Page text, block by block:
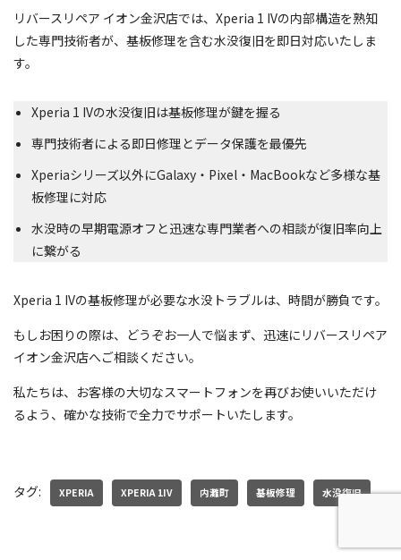
リバースリペア イオン金沢店では、Xperia 1 IVの内部構造を熟知
した専門技術者が、基板修理を含む水没復旧を即日対応いたしま
す。
Xperia 1 IVの水没復旧は基板修理が鍵を握る
専門技術者による即日修理とデータ保護を最優先
Xperiaシリーズ以外にGalaxy・Pixel・MacBookなど多様な基
板修理に対応
水没時の早期電源オフと迅速な専門業者への相談が復旧率向上
に繋がる
Xperia 1 IVの基板修理が必要な水没トラブルは、時間が勝負です。
もしお困りの際は、どうぞお一人で悩まず、迅速にリバースリペア
イオン金沢店へご相談ください。
私たちは、お客様の大切なスマートフォンを再びお使いいただけ
るよう、確かな技術で全力でサポートいたします。
タグ: XPERIA XPERIA 1IV 内灘町 基板修理 水没復旧